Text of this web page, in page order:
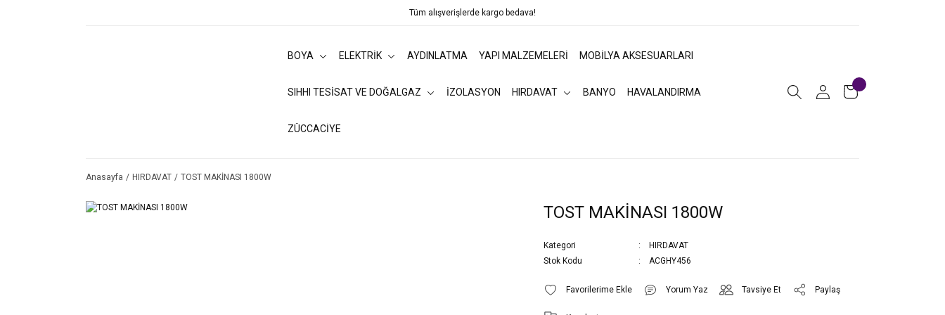
Tüm alışverişlerde kargo bedava!
BOYA ELEKTRİK AYDINLATMA YAPI MALZEMELERİ MOBİLYA AKSESUARLARI
SIHHI TESİSAT VE DOĞALGAZ İZOLASYON HIRDAVAT BANYO HAVALANDIRMA
ZÜCCACİYE
Anasayfa HIRDAVAT TOST MAKİNASI 1800W
TOST MAKİNASI 1800W
Kategori
HIRDAVAT
Stok Kodu
ACGHY456
Yorum Yaz Tavsiye Et Paylaş